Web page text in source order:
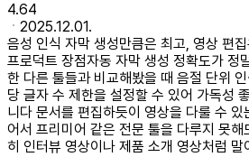
4.64
2025.12.01.
음성 인식 자막 생성만큼은 최고, 영상 편
프로덕트 장점자동 자막 생성 정확도가 정
한 다른 툴들과 비교해봤을 때 음절 단위
당 글자 수 제한을 설정할 수 있어 가독성
니다 문서를 편집하듯이 영상을 다룰 수 있
어서 프리미어 같은 전문 툴을 다루지 못
히 인터뷰 영상이나 제품 소개 영상처럼